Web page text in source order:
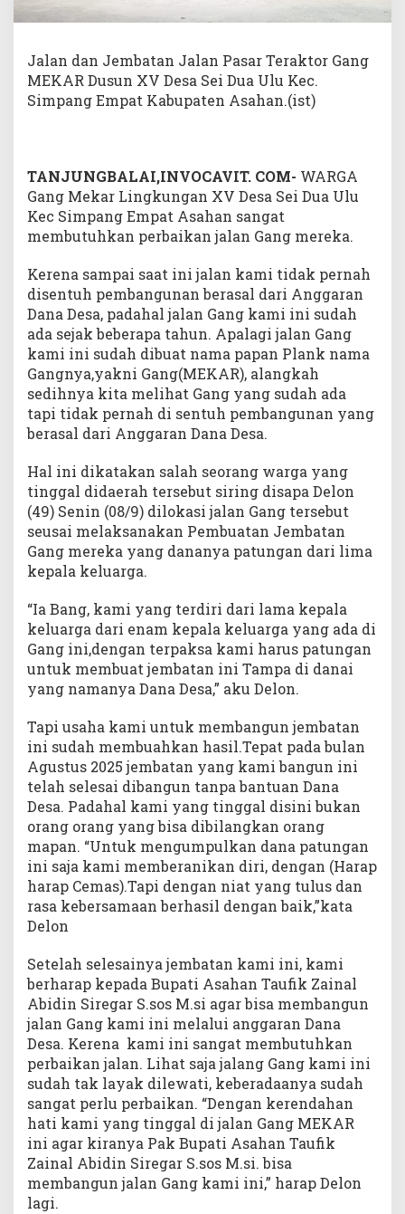
W
r
g
a
G
M
e
k
a
r
i
n
g
k
u
n
g
n
X
V
e
S
e
i
U
l
u
K
e
c
S
i
m
p
a
n
g
E
p
a
t
h
a
n
B
u
t
u
h
P
e
r
b
a
i
Jalan dan Jembatan Jalan Pasar Teraktor Gang
MEKAR Dusun XV Desa Sei Dua Ulu Kec.
Simpang Empat Kabupaten Asahan.(ist)
TANJUNGBALAI,INVOCAVIT. COM- WARGA
Gang Mekar Lingkungan XV Desa Sei Dua Ulu
Kec Simpang Empat Asahan sangat
membutuhkan perbaikan jalan Gang mereka.
Kerena sampai saat ini jalan kami tidak pernah
disentuh pembangunan berasal dari Anggaran
Dana Desa, padahal jalan Gang kami ini sudah
ada sejak beberapa tahun. Apalagi jalan Gang
kami ini sudah dibuat nama papan Plank nama
Gangnya,yakni Gang(MEKAR), alangkah
sedihnya kita melihat Gang yang sudah ada
tapi tidak pernah di sentuh pembangunan yang
berasal dari Anggaran Dana Desa.
Hal ini dikatakan salah seorang warga yang
tinggal didaerah tersebut siring disapa Delon
(49) Senin (08/9) dilokasi jalan Gang tersebut
seusai melaksanakan Pembuatan Jembatan
Gang mereka yang dananya patungan dari lima
kepala keluarga.
“Ia Bang, kami yang terdiri dari lama kepala
keluarga dari enam kepala keluarga yang ada di
Gang ini,dengan terpaksa kami harus patungan
untuk membuat jembatan ini Tampa di danai
yang namanya Dana Desa,” aku Delon.
Tapi usaha kami untuk membangun jembatan
ini sudah membuahkan hasil.Tepat pada bulan
Agustus 2025 jembatan yang kami bangun ini
telah selesai dibangun tanpa bantuan Dana
Desa. Padahal kami yang tinggal disini bukan
orang orang yang bisa dibilangkan orang
mapan. “Untuk mengumpulkan dana patungan
ini saja kami memberanikan diri, dengan (Harap
harap Cemas).Tapi dengan niat yang tulus dan
rasa kebersamaan berhasil dengan baik,”kata
Delon
Setelah selesainya jembatan kami ini, kami
berharap kepada Bupati Asahan Taufik Zainal
Abidin Siregar S.sos M.si agar bisa membangun
jalan Gang kami ini melalui anggaran Dana
Desa. Kerena kami ini sangat membutuhkan
perbaikan jalan. Lihat saja jalang Gang kami ini
sudah tak layak dilewati, keberadaanya sudah
sangat perlu perbaikan. “Dengan kerendahan
hati kami yang tinggal di jalan Gang MEKAR
ini agar kiranya Pak Bupati Asahan Taufik
Zainal Abidin Siregar S.sos M.si. bisa
membangun jalan Gang kami ini,” harap Delon
lagi.